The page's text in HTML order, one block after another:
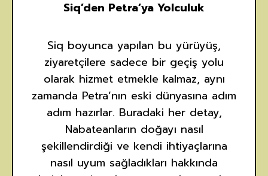
Siq’den Petra’ya Yolculuk
Siq boyunca yapılan bu yürüyüş,
ziyaretçilere sadece bir geçiş yolu
olarak hizmet etmekle kalmaz, aynı
zamanda Petra’nın eski dünyasına adım
adım hazırlar. Buradaki her detay,
Nabateanların doğayı nasıl
şekillendirdiği ve kendi ihtiyaçlarına
nasıl uyum sağladıkları hakkında